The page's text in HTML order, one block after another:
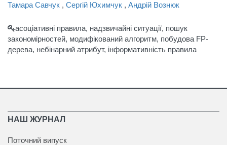
Тамара Савчук , Сергій Юхимчук , Андрій Вознюк
асоціативні правила, надзвичайні ситуації, пошук
закономірностей, модифікований алгоритм, побудова FР-
дерева, небінарний атрибут, інформативність правила
НАШ ЖУРНАЛ
Поточний випуск